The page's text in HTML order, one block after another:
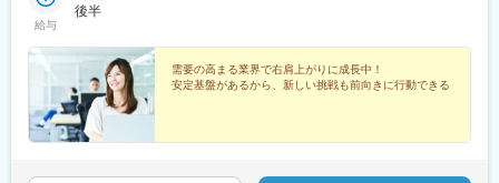
給与
後半
需要の高まる業界で右肩上がりに成長中！
安定基盤があるから、新しい挑戦も前向きに行動できる